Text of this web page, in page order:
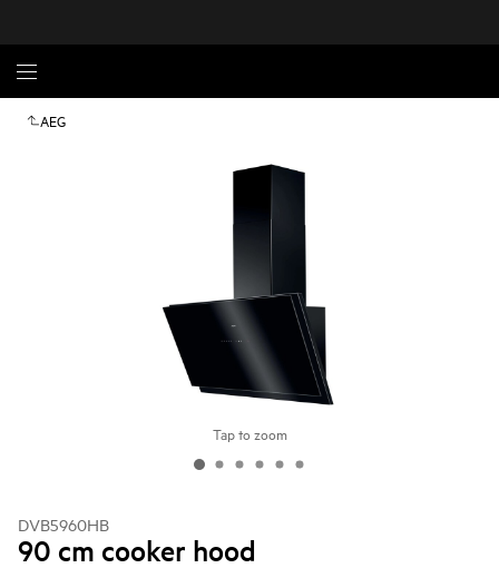
AEG
Tap to zoom
DVB5960HB
90 cm cooker hood